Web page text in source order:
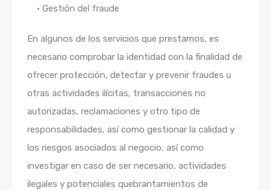
• Gestión del fraude
En algunos de los servicios que prestamos, es
necesario comprobar la identidad con la finalidad de
ofrecer protección, detectar y prevenir fraudes u
otras actividades ilícitas, transacciones no
autorizadas, reclamaciones y otro tipo de
responsabilidades, así como gestionar la calidad y
los riesgos asociados al negocio; así como
investigar en caso de ser necesario, actividades
ilegales y potenciales quebrantamientos de